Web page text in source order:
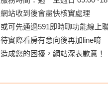
網站收到後會盡快核實處理
或可先通過591即時聊功能線上
待實際看房有意向後再加line唷
造成您的困擾，網站深表歉意！